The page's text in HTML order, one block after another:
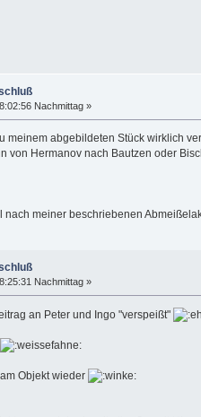
Nachmittag »
meinem abgebildeten Stück wirklich
von Hermanov nach Bautzen oder
nach meiner beschriebenen
Nachmittag »
an Peter und Ingo "verspeißt"
Objekt wieder